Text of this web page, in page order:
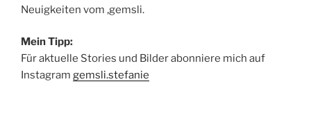
Neuigkeiten vom ‚gemsli.
Mein Tipp:
Für aktuelle Stories und Bilder abonniere mich auf
Instagram gemsli.stefanie